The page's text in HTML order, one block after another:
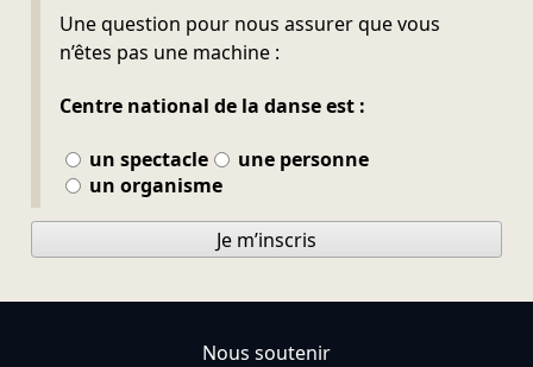
Une question pour nous assurer que vous
n’êtes pas une machine :
Centre national de la danse est :
un spectacle
une personne
un organisme
Ne pas remplir
Je m’inscris
Nous soutenir